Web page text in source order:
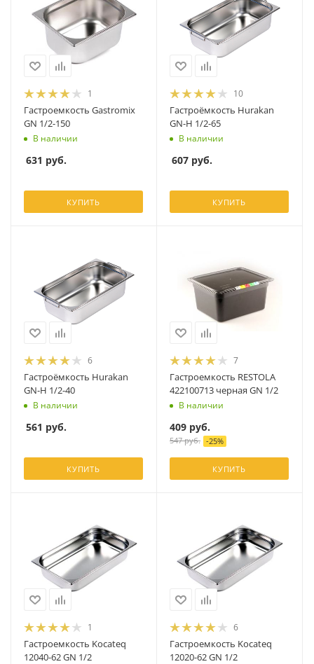
1
Гастроемкость Gastromix
GN 1/2-150
В наличии
631 руб.
КУПИТЬ
10
Гастроёмкость Hurakan
GN-H 1/2-65
В наличии
607 руб.
КУПИТЬ
6
Гастроёмкость Hurakan
GN-H 1/2-40
В наличии
561 руб.
КУПИТЬ
7
Гастроемкость RESTOLA
422100713 черная GN 1/2
В наличии
409 руб.
547руб. -25%
КУПИТЬ
1
Гастроемкость Kocateq
12040-62 GN 1/2
6
Гастроемкость Kocateq
12020-62 GN 1/2